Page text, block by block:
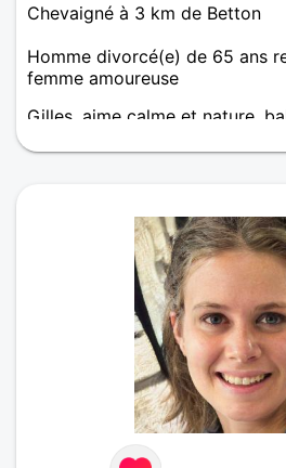
Chevaigné à 3 km de Betton
Homme divorcé(e) de 65 ans
femme amoureuse
Gilles, aime calme et nature,
forts tous les deux 💖